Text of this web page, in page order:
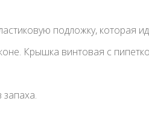
подложку,
Крышка винтовая с